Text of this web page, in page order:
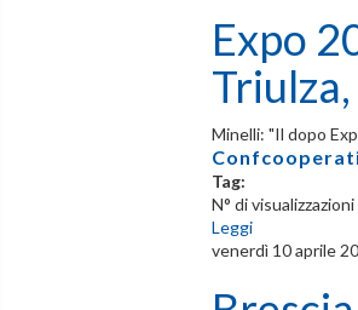
Expo
Minelli: "Il dopo
Tag:
N° di visualizzazioni
Leggi
venerdì 10 aprile